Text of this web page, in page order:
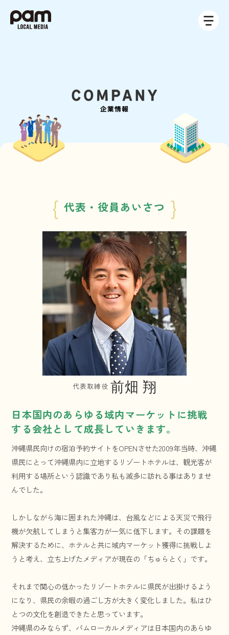
{ 代表・役員あいさつ }
代表取締役
日本国内のあらゆる域内マーケットに挑戦
する会社として成長していきます。
沖縄県民向けの宿泊予約サイトをOPENさせた2009年当時、沖縄
県民にとって沖縄県内に立地するリゾートホテルは、観光客が
利用する場所という認識であり私も滅多に訪れる事はありませ
んでした。
しかしながら海に囲まれた沖縄は、台風などによる天災で飛行
機が欠航してしまうと集客力が一気に低下します。その課題を
解決するために、ホテルと共に域内マーケット獲得に挑戦しよ
うと考え、立ち上げたメディアが現在の「ちゅらとく」です。
それまで関心の低かったリゾートホテルに県民が出掛けるよう
になり、県民の余暇の過ごし方が大きく変化しました。私はひ
とつの文化を創造できたと思っています。
沖縄県のみならず、パムローカルメディアは日本国内のあらゆ